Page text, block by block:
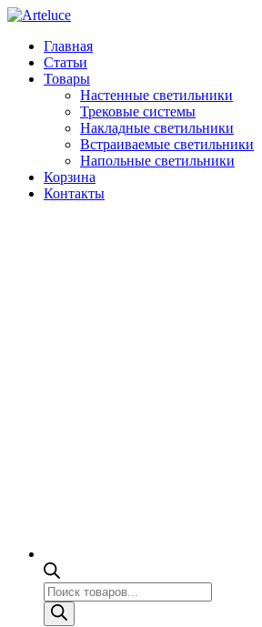
Главная
Статьи
Товары
Настенные светильники
Трековые системы
Накладные светильники
Встраиваемые светильники
Напольные светильники
Корзина
Контакты
Поиск
товаров